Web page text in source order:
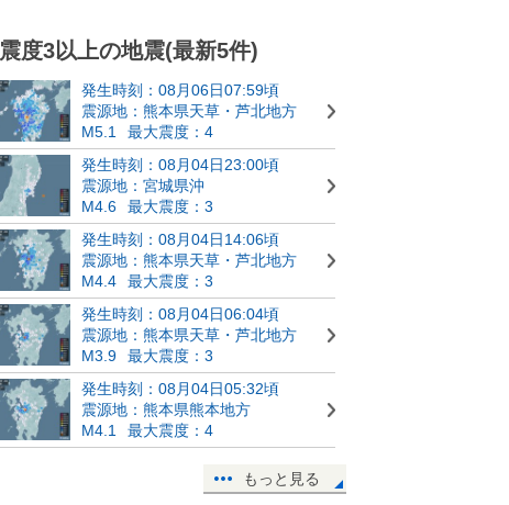
震度3以上の地震(最新5件)
発生時刻：08月06日07:59頃
震源地：熊本県天草・芦北地方
M5.1
最大震度：4
発生時刻：08月04日23:00頃
震源地：宮城県沖
M4.6
最大震度：3
発生時刻：08月04日14:06頃
震源地：熊本県天草・芦北地方
M4.4
最大震度：3
発生時刻：08月04日06:04頃
震源地：熊本県天草・芦北地方
M3.9
最大震度：3
発生時刻：08月04日05:32頃
震源地：熊本県熊本地方
M4.1
最大震度：4
もっと見る